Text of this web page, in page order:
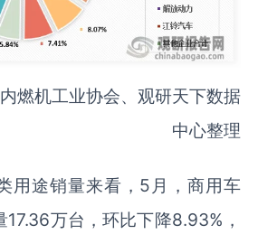
燃机工业协会、观研天下数据
中心整理
用途销量来看，5月，商用车
17.36万台，环比下降8.93%，